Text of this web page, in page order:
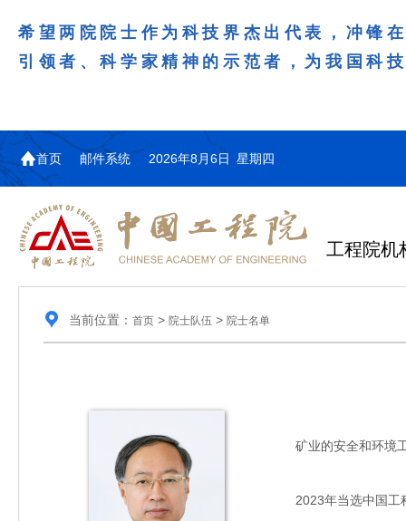
希望两院院士作为科技界杰出代表，冲锋
引领者、科学家精神的示范者，为我国科
首页 邮件系统 2026年8月6日 星期四
工程院机
当前位置： 首页> 院士队伍 > 院士名单
矿业的安全和环境工
2023年当选中国工